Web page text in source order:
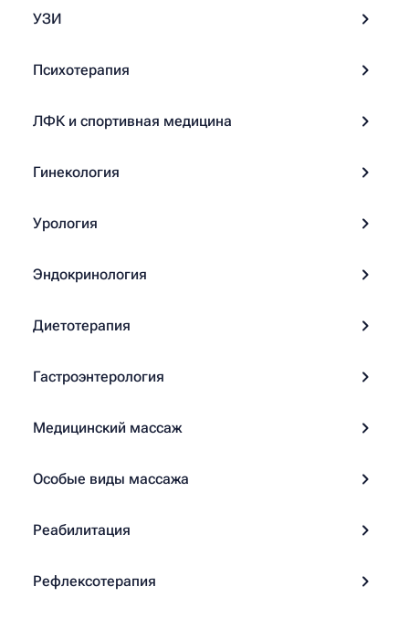
УЗИ
Психотерапия
ЛФК и спортивная медицина
Гинекология
Урология
Эндокринология
Диетотерапия
Гастроэнтерология
Медицинский массаж
Особые виды массажа
Реабилитация
Рефлексотерапия